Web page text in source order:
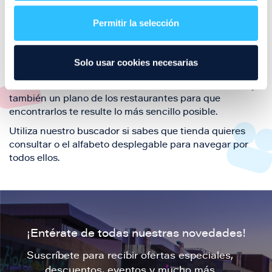
Permitir la selección
Solo usar cookies necesarias
también de nuestra oferta de ocio y shopping durante
tu visita.
El este directorio de restaurantes de Puerto Venecia
también un plano de los restaurantes para que
encontrarlos te resulte lo más sencillo posible.
Utiliza nuestro buscador si sabes que tienda quieres
consultar o el alfabeto desplegable para navegar por
todos ellos.
¡Entérate de todas nuestras novedades!
Suscríbete para recibir ofertas especiales,